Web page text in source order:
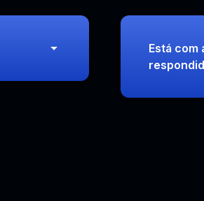
Está com